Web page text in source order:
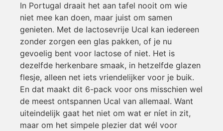
In Portugal draait het aan tafel nooit om wie
niet mee kan doen, maar juist om samen
genieten. Met de lactosevrije Ucal kan iedereen
zonder zorgen een glas pakken, of je nu
gevoelig bent voor lactose of niet. Het is
dezelfde herkenbare smaak, in hetzelfde glazen
flesje, alleen net iets vriendelijker voor je buik.
En dat maakt dit 6-pack voor ons misschien wel
de meest ontspannen Ucal van allemaal. Want
uiteindelijk gaat het niet om wat er níet in zit,
maar om het simpele plezier dat wél voor